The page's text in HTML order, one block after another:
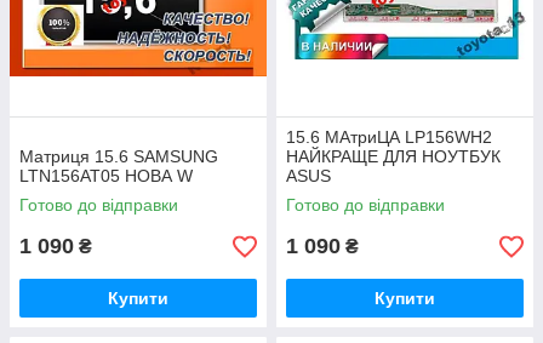
Матриця 15.6 SAMSUNG
LTN156AT05 НОВА W
Готово до відправки
1 090 ₴
Купити
15.6 МАтриЦА LP156WH2
НАЙКРАЩЕ ДЛЯ НОУТБУК
ASUS
Готово до відправки
1 090 ₴
Купити